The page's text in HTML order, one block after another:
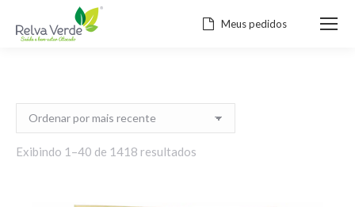
Meus pedidos
Exibindo 1–40 de 1418 resultados